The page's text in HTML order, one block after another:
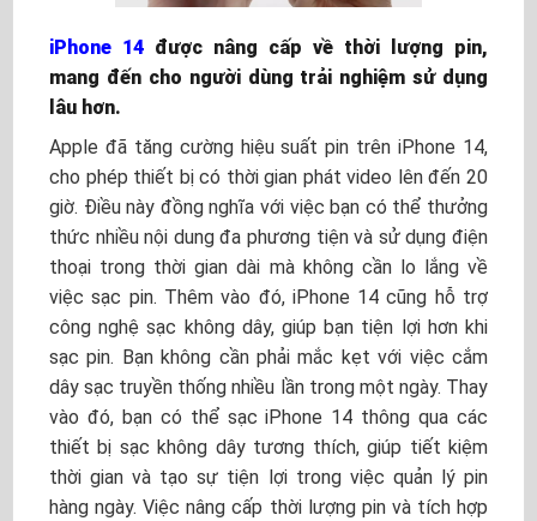
iPhone 14 được nâng cấp về thời lượng pin,
mang đến cho người dùng trải nghiệm sử dụng
lâu hơn.
Apple đã tăng cường hiệu suất pin trên iPhone 14,
cho phép thiết bị có thời gian phát video lên đến 20
giờ. Điều này đồng nghĩa với việc bạn có thể thưởng
thức nhiều nội dung đa phương tiện và sử dụng điện
thoại trong thời gian dài mà không cần lo lắng về
việc sạc pin. Thêm vào đó, iPhone 14 cũng hỗ trợ
công nghệ sạc không dây, giúp bạn tiện lợi hơn khi
sạc pin. Bạn không cần phải mắc kẹt với việc cắm
dây sạc truyền thống nhiều lần trong một ngày. Thay
vào đó, bạn có thể sạc iPhone 14 thông qua các
thiết bị sạc không dây tương thích, giúp tiết kiệm
thời gian và tạo sự tiện lợi trong việc quản lý pin
hàng ngày. Việc nâng cấp thời lượng pin và tích hợp